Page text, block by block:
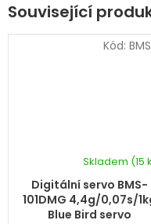
Související
Digitální servo BMS-
101DMG 4,4g/0,07s/
Blue Bird servo
Skladem (15
Kód: